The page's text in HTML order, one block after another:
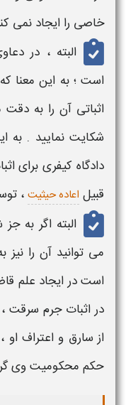
خاصی را ایجاد نمی
البته ، در
است ؛ به این معنا که
اثباتی آن را به
شکایت نمایید . به
دادگاه کیفریبرای
قبیل اعاده حیثیت ،
البته اگر به جز
می توانید آن را نیز
است در ایجاد علم
در اثبات جرم سرقت
از سارق و اعتراف
حکم محکومیت وی